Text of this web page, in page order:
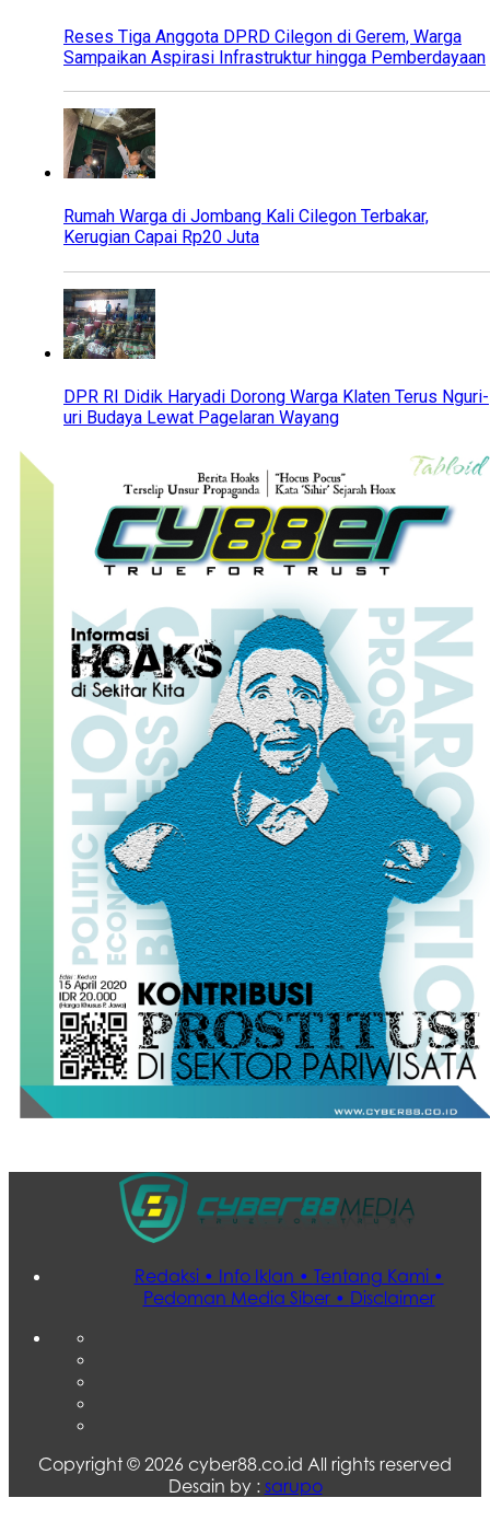
Reses Tiga Anggota DPRD Cilegon di Gerem, Warga
Sampaikan Aspirasi Infrastruktur hingga Pemberdayaan
Rumah Warga di Jombang Kali Cilegon Terbakar,
Kerugian Capai Rp20 Juta
DPR RI Didik Haryadi Dorong Warga Klaten Terus Nguri-
uri Budaya Lewat Pagelaran Wayang
Redaksi • Info Iklan • Tentang Kami •
Pedoman Media Siber • Disclaimer
Copyright © 2026 cyber88.co.id All rights reserved
Desain by : sarupo